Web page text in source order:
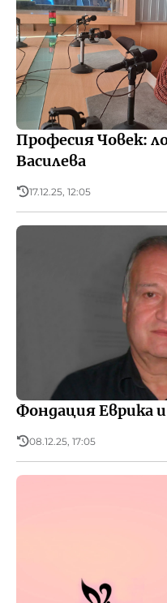
Професия Човек:
Василева
17.12.25, 12:05
Фондация Еврика
08.12.25, 17:05